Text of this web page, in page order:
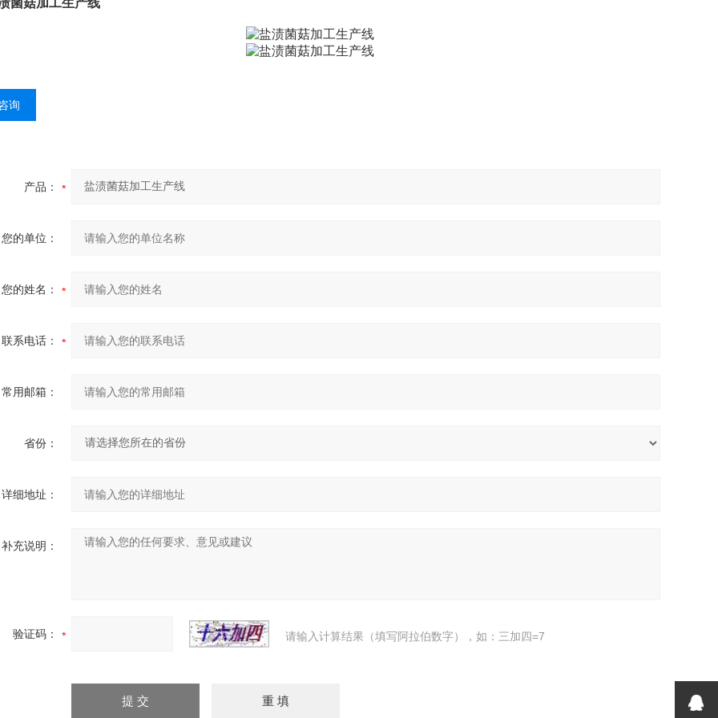
菌菇加工生产线
询
产品：
您的单位：
您的姓名：
联系电话：
常用邮箱：
省份：
详细地址：
补充说明：
验证码： 请输入计算结果（填写阿拉伯数字），如：三加四=7